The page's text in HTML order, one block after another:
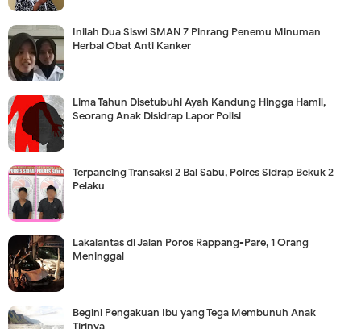
Inilah Dua Siswi SMAN 7 Pinrang Penemu Minuman
Herbal Obat Anti Kanker
Lima Tahun Disetubuhi Ayah Kandung Hingga Hamil,
Seorang Anak Disidrap Lapor Polisi
Terpancing Transaksi 2 Bal Sabu, Polres Sidrap Bekuk 2
Pelaku
Lakalantas di Jalan Poros Rappang-Pare, 1 Orang
Meninggal
Begini Pengakuan Ibu yang Tega Membunuh Anak